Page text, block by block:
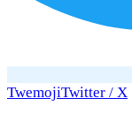
TwemojiTwitter / X